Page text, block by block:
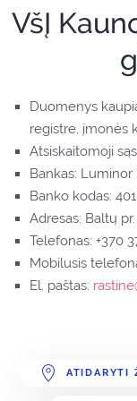
VšĮ
Duomenys
registre, įmonės
Atsiskaitomoji
Bankas: Luminor
Banko kodas:
Adresas: Baltų pr.
Telefonas: +370
Mobilusis
El. paštas:
ATIDARYTI